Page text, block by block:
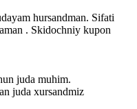
hursandman. Sifati
. Skidochniy kupon
juda muhim.
juda xursandmiz